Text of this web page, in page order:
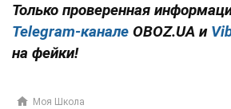
Только проверенная
Telegram-канале OBOZ.UA и
на фейки!
Моя Школа